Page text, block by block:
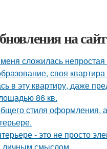
на
сложилась
своя
в эту квартиру, даже
86 кв.
стиля оформления,
- это не просто